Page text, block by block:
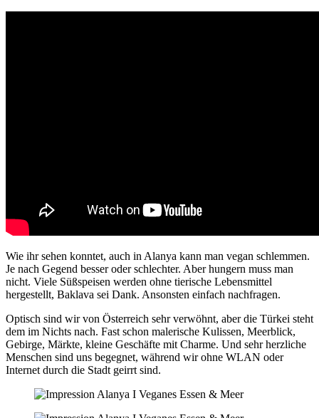
Wie ihr sehen konntet, auch in Alanya kann man vegan schlemmen.
Je nach Gegend besser oder schlechter. Aber hungern muss man
nicht. Viele Süßspeisen werden ohne tierische Lebensmittel
hergestellt, Baklava sei Dank. Ansonsten einfach nachfragen.
Optisch sind wir von Österreich sehr verwöhnt, aber die Türkei steht
dem im Nichts nach. Fast schon malerische Kulissen, Meerblick,
Gebirge, Märkte, kleine Geschäfte mit Charme. Und sehr herzliche
Menschen sind uns begegnet, während wir ohne WLAN oder
Internet durch die Stadt geirrt sind.